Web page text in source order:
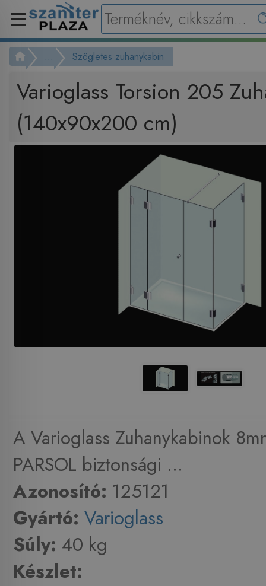
... Szögletes zuhanykabin
Varioglass Torsion 205
(140x90x200 cm)
A Varioglass Zuhanykabinok
PARSOL biztonsági ...
Azonosító: 125121
Gyártó: Varioglass
Súly: 40 kg
Készlet: